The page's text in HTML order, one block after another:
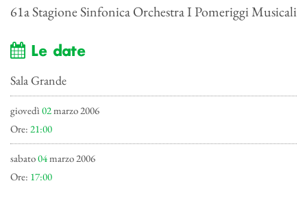
61a Stagione Sinfonica Orchestra I Pomeriggi Musicali
Le date
Sala Grande
giovedì 02marzo 2006
Ore: 21:00
sabato04marzo 2006
Ore: 17:00